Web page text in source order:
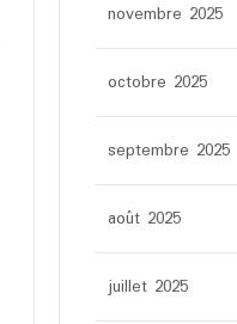
novembre 2025
octobre 2025
septembre 2025
août 2025
juillet 2025